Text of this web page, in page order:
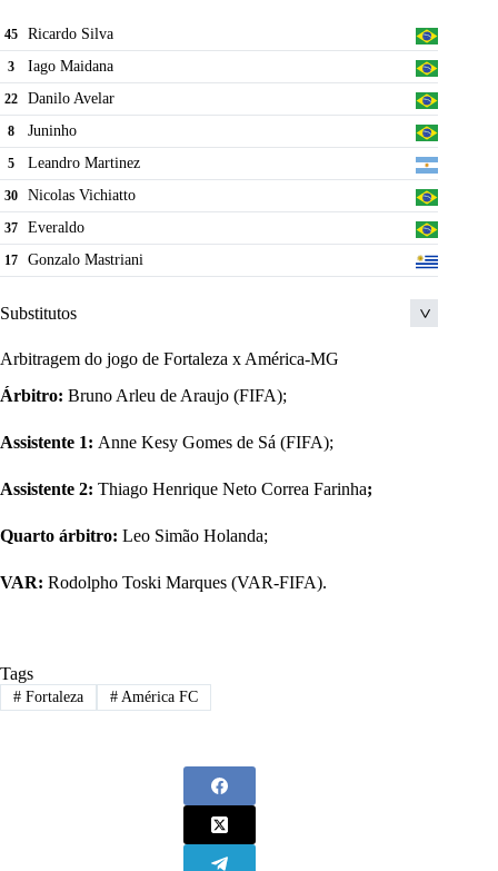
45 Ricardo Silva
3 Iago Maidana
22 Danilo Avelar
8 Juninho
5 Leandro Martinez
30 Nicolas Vichiatto
37 Everaldo
17 Gonzalo Mastriani
Substitutos
44 Adyson
78 Renato Marques
6 Marlon Matheus
33 Eder Ferreira
20 Daniel Borges
Arbitragem do jogo de Fortaleza x América-MG
Árbitro: Bruno Arleu de Araujo (FIFA);
Assistente 1: Anne Kesy Gomes de Sá (FIFA);
Assistente 2: Thiago Henrique Neto Correa Farinha;
Quarto árbitro: Leo Simão Holanda;
VAR: Rodolpho Toski Marques (VAR-FIFA).
Tags
#Fortaleza #América FC